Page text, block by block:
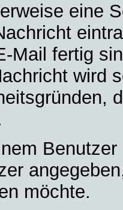
eine
Mail fertig
wird
möchte.